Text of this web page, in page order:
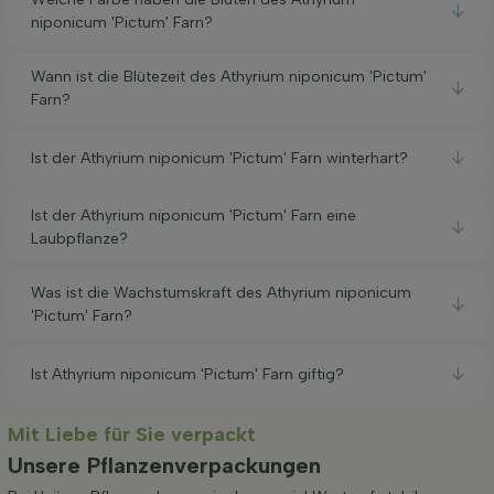
niponicum 'Pictum' Farn?
Wann ist die Blütezeit des Athyrium niponicum 'Pictum'
Farn?
Ist der Athyrium niponicum 'Pictum' Farn winterhart?
Ist der Athyrium niponicum 'Pictum' Farn eine
Laubpflanze?
Was ist die Wachstumskraft des Athyrium niponicum
'Pictum' Farn?
Ist Athyrium niponicum 'Pictum' Farn giftig?
Mit Liebe für Sie verpackt
Unsere Pflanzenverpackungen